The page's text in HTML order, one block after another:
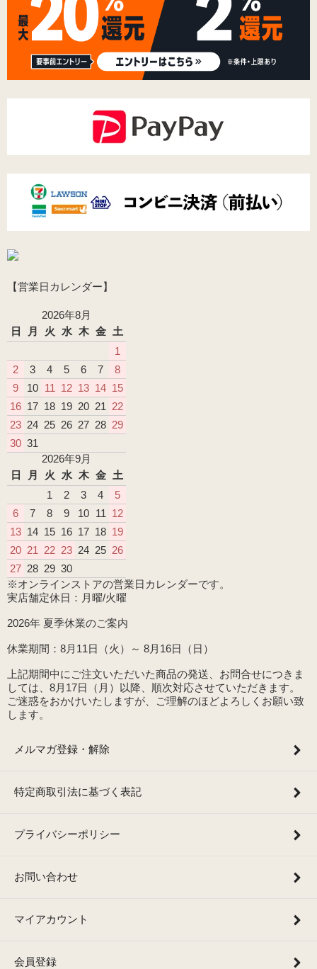
【営業日カレンダー】
2026年8月
日
月 火 水 木 金
土
1
2
3 4 5 6 7
8
9
10 11 12 13 14 15
16 17 18 19 20 21 22
23 24 25 26 27 28 29
30 31
2026年9月
日
月 火 水 木 金
土
1
2 3 4
5
6
7 8 9 10 11 12
13 14 15 16 17 18 19
20 21 22 23 24 25 26
27 28 29 30
※オンラインストアの営業日カレンダーです。
実店舗定休日：月曜/火曜
2026年 夏季休業のご案内
休業期間：8月11日（火）～ 8月16日（日）
上記期間中にご注文いただいた商品の発送、お問合せにつきま
しては、8月17日（月）以降、順次対応させていただきます。
ご迷惑をおかけいたしますが、ご理解のほどよろしくお願い致
します。
メルマガ登録・解除
特定商取引法に基づく表記
プライバシーポリシー
お問い合わせ
マイアカウント
会員登録